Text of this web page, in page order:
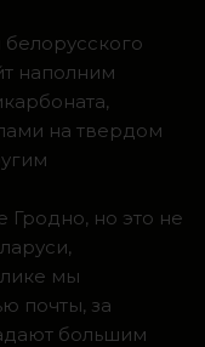
наполним
на твердом
Гродно, но это не
мы
почты, за
большим